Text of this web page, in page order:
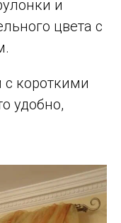
и
цвета с
короткими
удобно,